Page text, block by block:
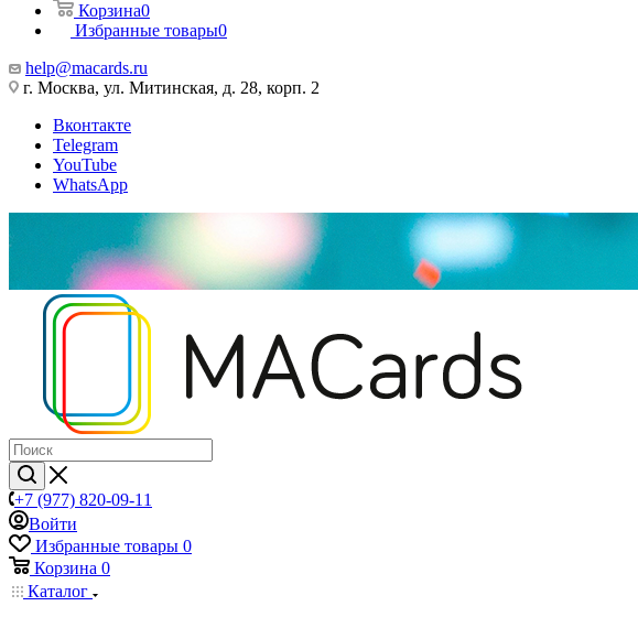
Корзина0
Избранные товары0
help@macards.ru
г. Москва, ул. Митинская, д. 28, корп. 2
Вконтакте
Telegram
YouTube
WhatsApp
+7 (977) 820-09-11
Войти
Избранные товары 0
Корзина 0
Каталог